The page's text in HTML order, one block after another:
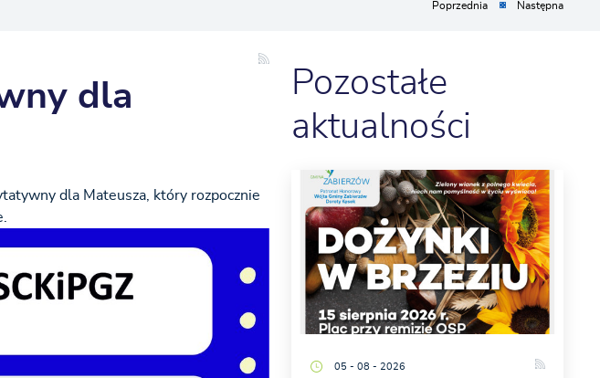
Poprzednia Następna
dla
dla Mateusza, który rozpocznie
Pozostałe
aktualności
05 - 08 - 2026